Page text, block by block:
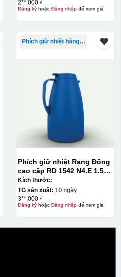
2**.000 ₫
Đăng kýhoặc Đăng nhậpđể xem giá
Phích giữ nhiệt hãng Rạng Đông
Phích giữ nhiệt Rạng Đông
cao cấp RD 1542 N4.E 1.5L
màu xanh dương
Kích thước:
TG sản xuất: 10 ngày
3**.000 ₫
Đăng kýhoặc Đăng nhậpđể xem giá